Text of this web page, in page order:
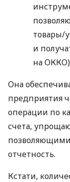
товары/
и
на
Она
предприятия
операции по
счета,
отчетность.
Кстати,